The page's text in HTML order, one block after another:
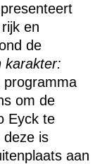
en
de
karakter:
programma
om de
Eyck te
deze is
aan